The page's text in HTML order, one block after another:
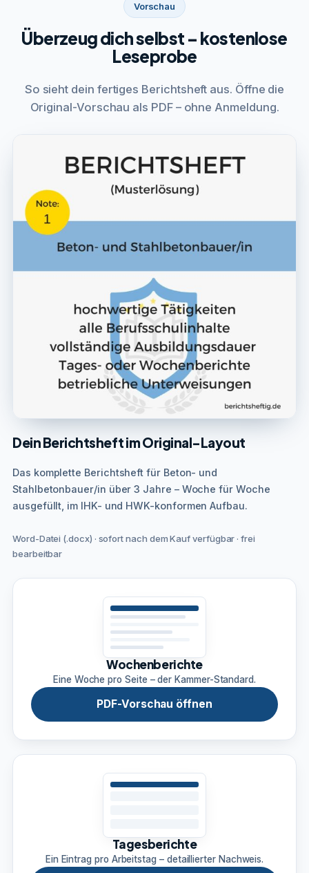
Vorschau
Überzeug dich selbst – kostenlose
Leseprobe
So sieht dein fertiges Berichtsheft aus. Öffne die
Original-Vorschau als PDF – ohne Anmeldung.
Dein Berichtsheft im Original-Layout
Das komplette Berichtsheft für Beton- und
Stahlbetonbauer/in über 3 Jahre – Woche für Woche
ausgefüllt, im IHK- und HWK-konformen Aufbau.
Word-Datei (.docx) · sofort nach dem Kauf verfügbar · frei
bearbeitbar
Wochenberichte
Eine Woche pro Seite – der Kammer-Standard.
PDF-Vorschau öffnen
Tagesberichte
Ein Eintrag pro Arbeitstag – detaillierter Nachweis.